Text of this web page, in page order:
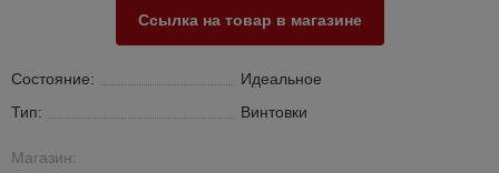
Ссылка на товар в магазине
Состояние:
Идеальное
Тип:
Винтовки
Магазин: